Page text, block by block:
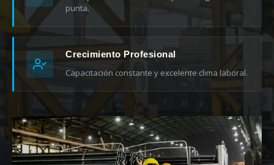
punta.
Crecimiento Profesional
Capacitación constante y excelente clima laboral.